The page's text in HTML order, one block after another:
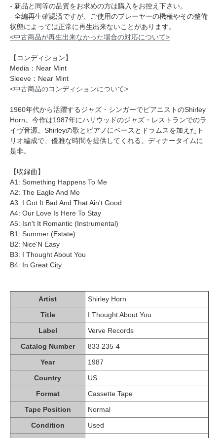
- 新品と同等の品質をお求めの方は購入をお控え下さい。
- 全編再生確認済ですが、ご使用のプレーヤーの機種やその整備
状態によっては正常に再生出来ないことがあります。
<中古商品が再生出来なかった場合の対応について>
【コンディション】
Media：Near Mint
Sleeve：Near Mint
<中古商品のコンディションについて>
1960年代から活躍するジャズ・シンガーでピアニストのShirley
Horn。今作は1987年にハリウッドのジャズ・レストランでのラ
イヴ音源。Shirleyの歌とピアノにベースとドラムスを加えたト
リオ編成で、優雅な時間を提供してくれる。ディナータイムに
是非。
【収録曲】
A1: Something Happens To Me
A2: The Eagle And Me
A3: I Got It Bad And That Ain't Good
A4: Our Love Is Here To Stay
A5: Isn't It Romantic (Instrumental)
B1: Summer (Estate)
B2: Nice'N Easy
B3: I Thought About You
B4: In Great City
Artist
Shirley Horn
Title
I Thought About You
Label
Verve Records
Catalog Number
833 235-4
Year
1987
Country
US
Format
Cassette Tape
Tape Position
Normal
Condition
Used